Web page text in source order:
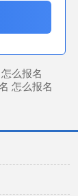
么报名
怎么报名